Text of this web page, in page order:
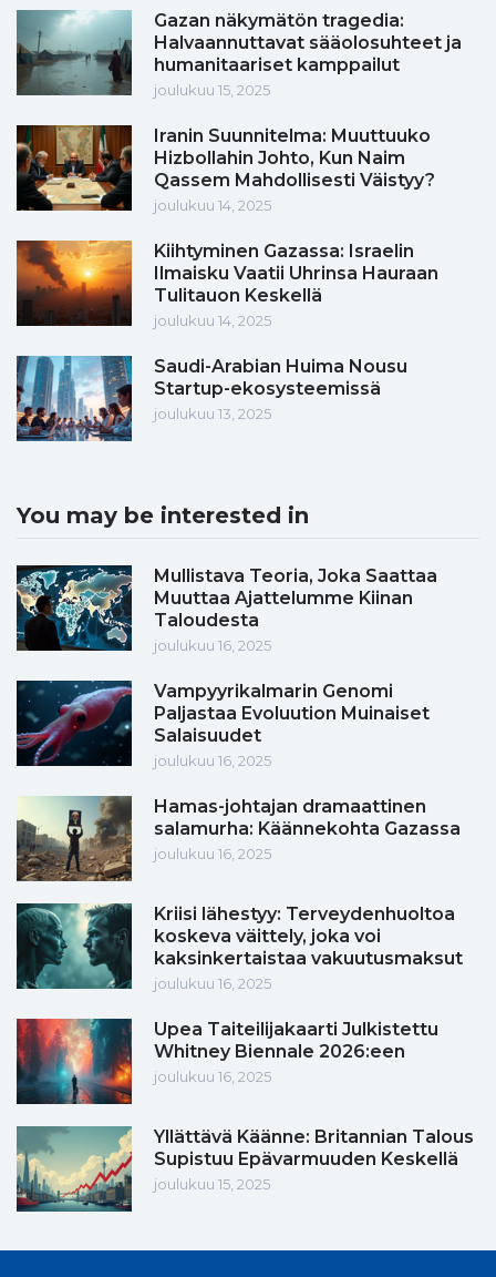
Gazan näkymätön tragedia:
Halvaannuttavat sääolosuhteet ja
humanitaariset kamppailut
joulukuu 15, 2025
Iranin Suunnitelma: Muuttuuko
Hizbollahin Johto, Kun Naim
Qassem Mahdollisesti Väistyy?
joulukuu 14, 2025
Kiihtyminen Gazassa: Israelin
Ilmaisku Vaatii Uhrinsa Hauraan
Tulitauon Keskellä
joulukuu 14, 2025
Saudi-Arabian Huima Nousu
Startup-ekosysteemissä
joulukuu 13, 2025
You may be interested in
Mullistava Teoria, Joka Saattaa
Muuttaa Ajattelumme Kiinan
Taloudesta
joulukuu 16, 2025
Vampyyrikalmarin Genomi
Paljastaa Evoluution Muinaiset
Salaisuudet
joulukuu 16, 2025
Hamas-johtajan dramaattinen
salamurha: Käännekohta Gazassa
joulukuu 16, 2025
Kriisi lähestyy: Terveydenhuoltoa
koskeva väittely, joka voi
kaksinkertaistaa vakuutusmaksut
joulukuu 16, 2025
Upea Taiteilijakaarti Julkistettu
Whitney Biennale 2026:een
joulukuu 16, 2025
Yllättävä Käänne: Britannian Talous
Supistuu Epävarmuuden Keskellä
joulukuu 15, 2025